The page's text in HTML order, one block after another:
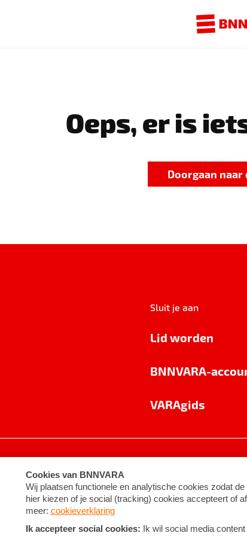
Oeps, er is
Doorgaan naar
Sluit je aan
Lid worden
BNNVARA-
VARAgids
Algemene voorwaarden ©2026